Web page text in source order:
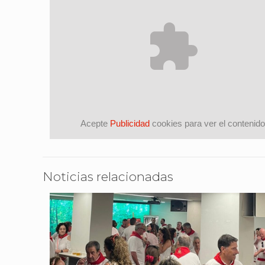
Acepte Publicidad cookies para ver el
Noticias relacionadas